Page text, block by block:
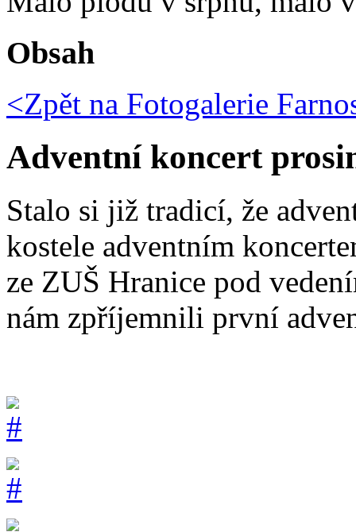
Obsah
<Zpět na Fotogalerie
Adventní koncert
Stalo si již tradicí, že
kostele adventním
ze ZUŠ Hranice pod
nám zpříjemnili první